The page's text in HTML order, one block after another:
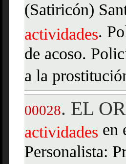
(Satiricón)
actividades.
de acoso.
a la
00028. EL
actividades en
Personalista: